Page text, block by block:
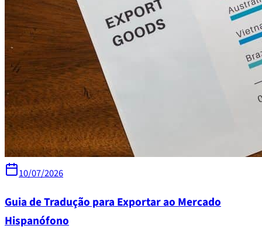
10/07/2026
Guia de Tradução para Exportar ao Mercado
Hispanófono